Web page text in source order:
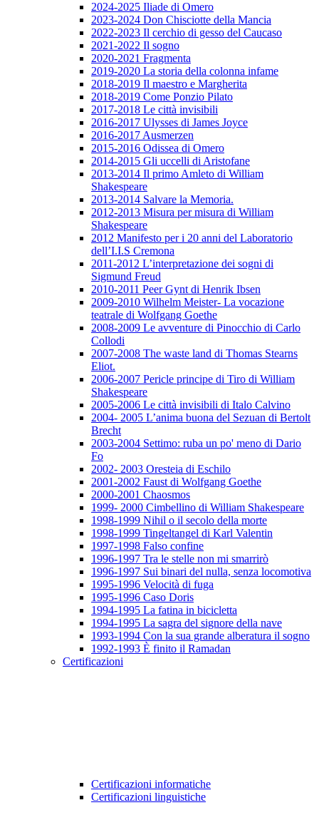
2024-2025 Iliade di Omero
2023-2024 Don Chisciotte della Mancia
2022-2023 Il cerchio di gesso del Caucaso
2021-2022 Il sogno
2020-2021 Fragmenta
2019-2020 La storia della colonna infame
2018-2019 Il maestro e Margherita
2018-2019 Come Ponzio Pilato
2017-2018 Le città invisibili
2016-2017 Ulysses di James Joyce
2016-2017 Ausmerzen
2015-2016 Odissea di Omero
2014-2015 Gli uccelli di Aristofane
2013-2014 Il primo Amleto di William
Shakespeare
2013-2014 Salvare la Memoria.
2012-2013 Misura per misura di William
Shakespeare
2012 Manifesto per i 20 anni del Laboratorio
dell’I.I.S Cremona
2011-2012 L’interpretazione dei sogni di
Sigmund Freud
2010-2011 Peer Gynt di Henrik Ibsen
2009-2010 Wilhelm Meister- La vocazione
teatrale di Wolfgang Goethe
2008-2009 Le avventure di Pinocchio di Carlo
Collodi
2007-2008 The waste land di Thomas Stearns
Eliot.
2006-2007 Pericle principe di Tiro di William
Shakespeare
2005-2006 Le città invisibili di Italo Calvino
2004- 2005 L’anima buona del Sezuan di Bertolt
Brecht
2003-2004 Settimo: ruba un po' meno di Dario
Fo
2002- 2003 Oresteia di Eschilo
2001-2002 Faust di Wolfgang Goethe
2000-2001 Chaosmos
1999- 2000 Cimbellino di William Shakespeare
1998-1999 Nihil o il secolo della morte
1998-1999 Tingeltangel di Karl Valentin
1997-1998 Falso confine
1996-1997 Tra le stelle non mi smarrirò
1996-1997 Sui binari del nulla, senza locomotiva
1995-1996 Velocità di fuga
1995-1996 Caso Doris
1994-1995 La fatina in bicicletta
1994-1995 La sagra del signore della nave
1993-1994 Con la sua grande alberatura il sogno
1992-1993 È finito il Ramadan
Certificazioni
Certificazioni informatiche
Certificazioni linguistiche